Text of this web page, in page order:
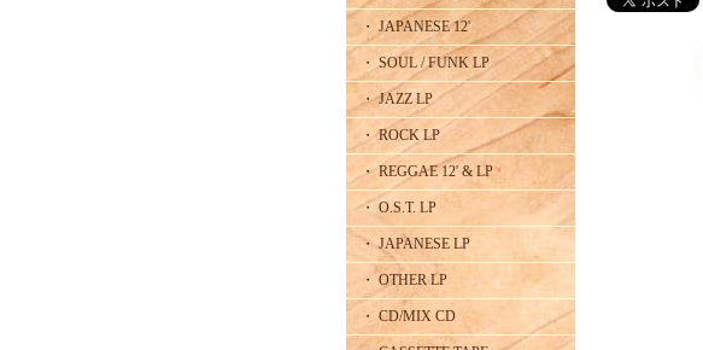
・ JAPANESE 12'
・ SOUL / FUNK LP
・ JAZZ LP
・ ROCK LP
・ REGGAE 12' & LP
・ O.S.T. LP
・ JAPANESE LP
・ OTHER LP
・ CD/MIX CD